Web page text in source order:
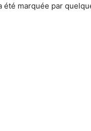
été marquée par